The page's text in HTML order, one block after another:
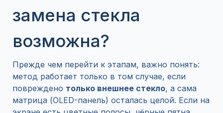
замена стекла
возможна?
Прежде чем перейти к этапам, важно понять:
метод работает только в том случае, если
повреждено только внешнее стекло, а сама
матрица (OLED-панель) осталась целой. Если на